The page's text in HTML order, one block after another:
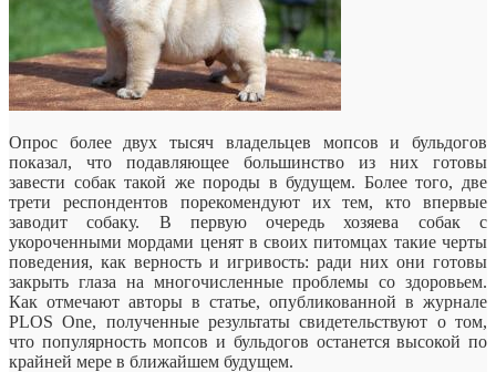
Опрос более двух тысяч владельцев мопсов и бульдогов
показал, что подавляющее большинство из них готовы
завести собак такой же породы в будущем. Более того, две
трети респондентов порекомендуют их тем, кто впервые
заводит собаку. В первую очередь хозяева собак с
укороченными мордами ценят в своих питомцах такие черты
поведения, как верность и игривость: ради них они готовы
закрыть глаза на многочисленные проблемы со здоровьем.
Как отмечают авторы в статье, опубликованной в журнале
PLOS One, полученные результаты свидетельствуют о том,
что популярность мопсов и бульдогов останется высокой по
крайней мере в ближайшем будущем.